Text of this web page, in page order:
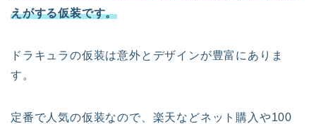
えがする仮装です。
ドラキュラの仮装は意外とデザインが豊富にありま
す。
定番で人気の仮装なので、楽天などネット購入や100